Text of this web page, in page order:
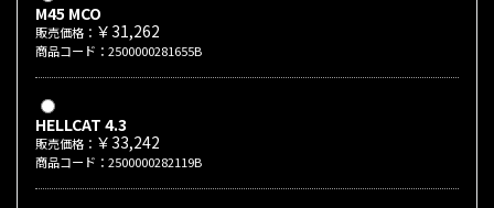
M45 MCO
販売価格： ￥31,262
商品コード：2500000281655B
HELLCAT 4.3
販売価格： ￥33,242
商品コード：2500000282119B